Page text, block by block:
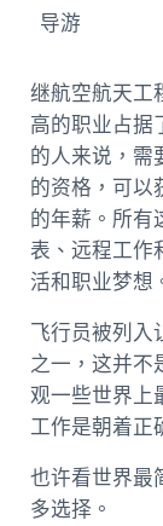
导游
继航空航天工
高的职业占据
的人来说，需
的资格，可
的年薪。所有
表、远程工作
活和职业梦想
飞行员被列入
之一，这并不
观一些世界上
工作是朝着正
也许看世界最
多选择。